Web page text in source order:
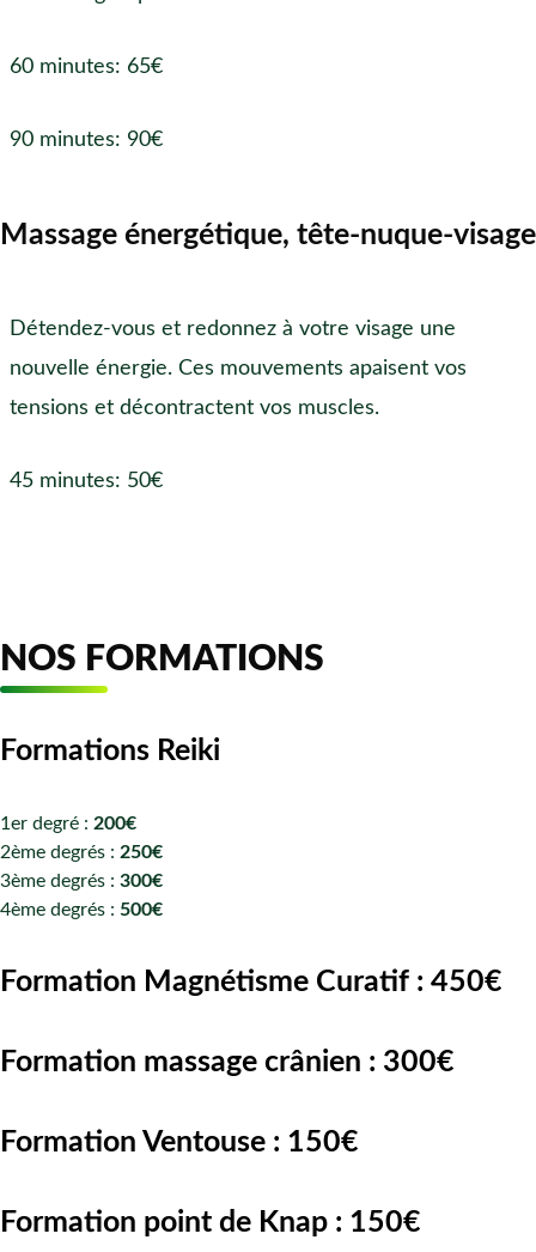
60 minutes: 65€
90 minutes: 90€
Massage énergétique, tête-nuque-visage
Détendez-vous et redonnez à votre visage une
nouvelle énergie. Ces mouvements apaisent vos
tensions et décontractent vos muscles.
45 minutes: 50€
NOS FORMATIONS
Formations Reiki
1er degré : 200€
2ème degrés : 250€
3ème degrés : 300€
4ème degrés : 500€
Formation Magnétisme Curatif : 450€
Formation massage crânien : 300€
Formation Ventouse : 150€
Formation point de Knap : 150€